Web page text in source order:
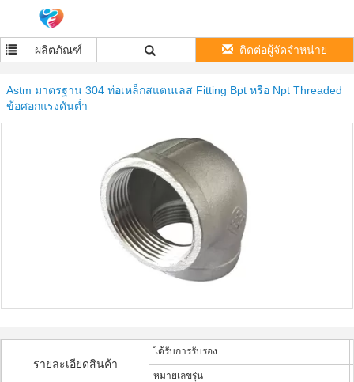
ผลิตภัณฑ์ ติดต่อผู้จัดจำหน่าย
Astm มาตรฐาน 304 ท่อเหล็กสแตนเลส Fitting Bpt หรือ Npt Threaded
ข้อศอกแรงดันต่ำ
รายละเอียดสินค้า
ได้รับการรับรอง
หมายเลขรุ่น